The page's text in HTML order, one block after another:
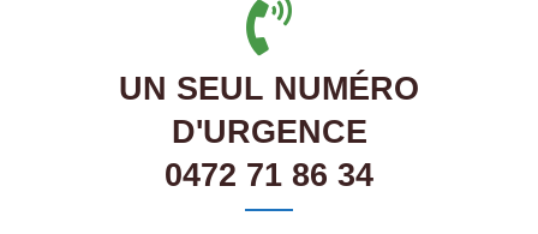
UN SEUL NUMÉRO
D'URGENCE
0472 71 86 34